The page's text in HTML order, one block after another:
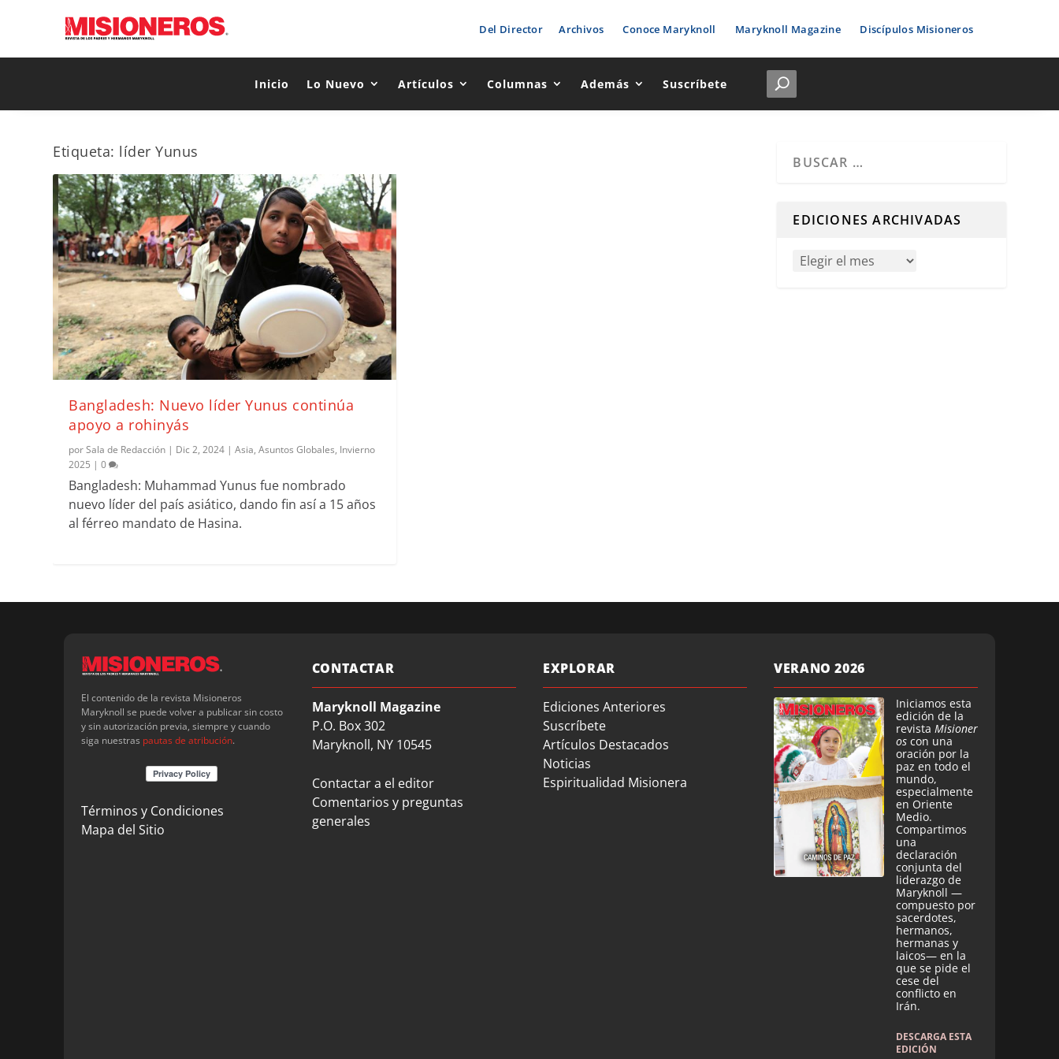
Del Director Archivos Conoce Maryknoll Maryknoll Magazine Discípulos Misioneros
Inicio Lo Nuevo Artículos Columnas Además Suscríbete
Etiqueta: líder Yunus
Bangladesh: Nuevo líder Yunus continúa
apoyo a rohinyás
porSala de Redacción | Dic 2, 2024 |Asia,Asuntos Globales, Invierno
2025 |0
Bangladesh: Muhammad Yunus fue nombrado
nuevo líder del país asiático, dando fin así a 15 años
al férreo mandato de Hasina.
EDICIONES ARCHIVADAS
El contenido de la revista Misioneros
Maryknoll se puede volver a publicar sin costo
y sin autorización previa, siempre y cuando
siga nuestras pautas de atribución.
Términos y Condiciones
Mapa del Sitio
CONTACTAR
Maryknoll Magazine
P.O. Box 302
Maryknoll, NY 10545
Contactar a el editor
Comentarios y preguntas
generales
EXPLORAR
Ediciones Anteriores
Suscríbete
Artículos Destacados
Noticias
Espiritualidad Misionera
VERANO 2026
Iniciamos esta
edición de la
revista Misioner
os con una
oración por la
paz en todo el
mundo,
especialmente
en Oriente
Medio.
Compartimos
una
declaración
conjunta del
liderazgo de
Maryknoll —
compuesto por
sacerdotes,
hermanos,
hermanas y
laicos— en la
que se pide el
cese del
conflicto en
Irán.
DESCARGA ESTA
EDICIÓN